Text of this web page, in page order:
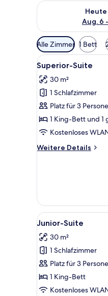
Aug. 6
Überprüfe die
Verfügbare
Filter
für
Zimmer
Alle Zimmer 1 Bett
Alle
Fotos
für
Superior-
Suite
anzeigen
4
Superior-Suite
30 m²
1 Schlafzimmer
Platz für 3
1 King-Bett und 1
Kostenloses
Weitere Details
Weitere
Alle
Fotos
für
Junior-
Suite
anzeigen
4
Junior-Suite
30 m²
1 Schlafzimmer
Platz für 3
1 King-Bett
Kostenloses